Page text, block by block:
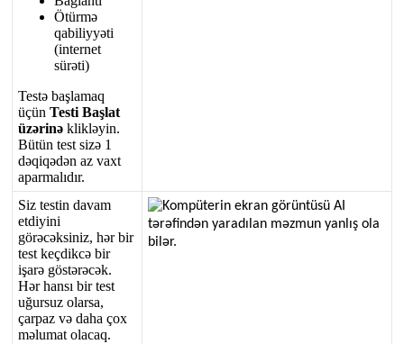
Ötürmə
qabiliyyəti
(internet
sürəti)
Testə başlamaq
üçün Testi Başlat
üzərinə klikləyin.
Bütün test sizə 1
dəqiqədən az vaxt
aparmalıdır.
Siz testin davam
etdiyini
görəcəksiniz, hər bir
test keçdikcə bir
işarə göstərəcək.
Hər hansı bir test
uğursuz olarsa,
çarpaz və daha çox
məlumat olacaq.